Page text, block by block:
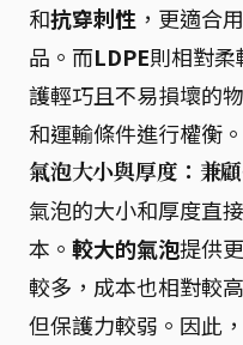
和抗穿刺性 ，更適合
品。而LDPE則相對
護輕巧且不易損壞的
和運輸條件進行權衡。
氣泡大小與厚度：兼
氣泡的大小和厚度直
本。 較大的氣泡提供
較多，成本也相對較高
但保護力較弱。因此